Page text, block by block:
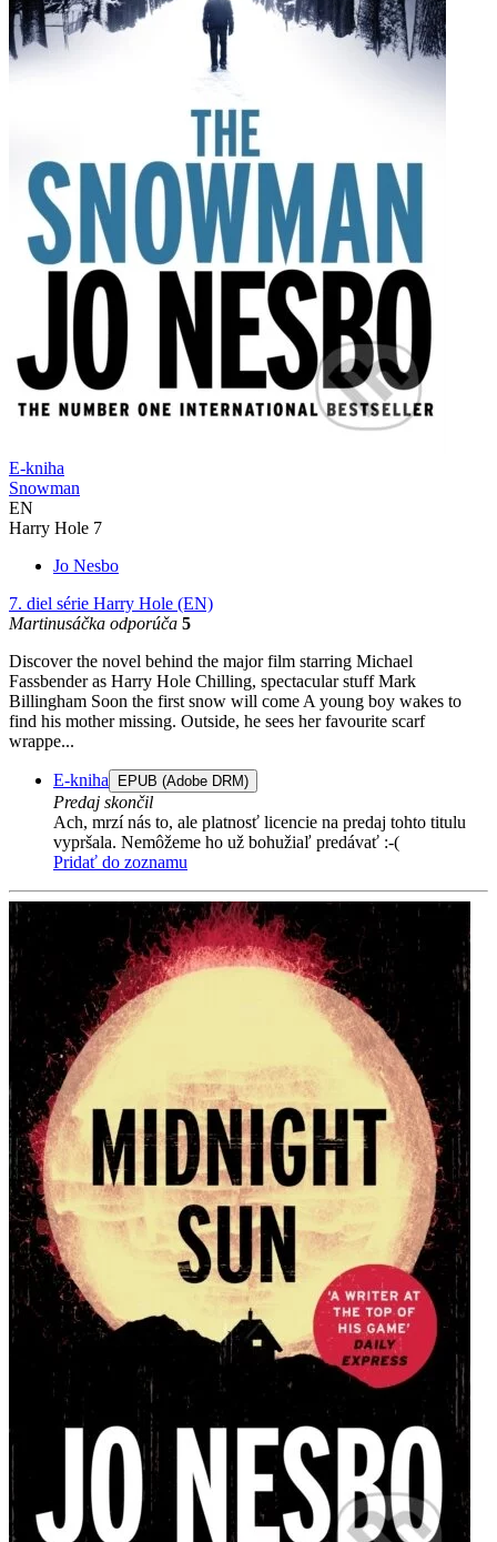
E-kniha
Snowman
EN
Harry Hole 7
Jo Nesbo
7. diel série Harry Hole (EN)
Martinusáčka odporúča 5
Discover the novel behind the major film starring Michael
Fassbender as Harry Hole Chilling, spectacular stuff Mark
Billingham Soon the first snow will come A young boy wakes to
find his mother missing. Outside, he sees her favourite scarf
wrappe...
E-kniha EPUB (Adobe DRM)
Predaj skončil
Ach, mrzí nás to, ale platnosť licencie na predaj tohto titulu
vypršala. Nemôžeme ho už bohužiaľ predávať :-(
Pridať do zoznamu